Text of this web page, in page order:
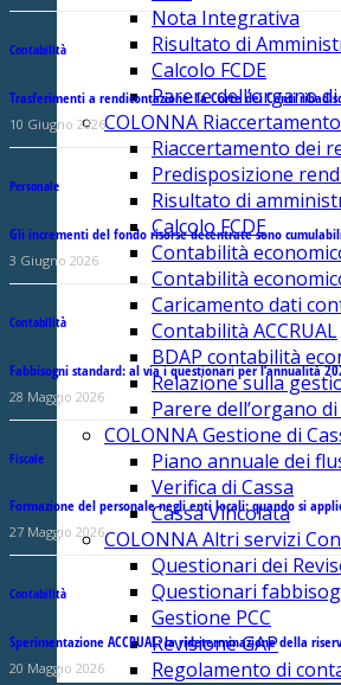
Nota Integrativa
Risultato di
Calcolo FCDE
Parere dell’organo
COLONNA
Riaccertamento dei
Predisposizione
Risultato di
Calcolo FCDE
Contabilità
Contabilità
Caricamento dati
Contabilità ACCRUAL
BDAP contabilità
Relazione sulla
Parere dell’organo
COLONNA Gestione di
Piano annuale dei
Verifica di Cassa
Cassa Vincolata
COLONNA Altri servizi
Questionari dei
Questionari
Gestione PCC
Revisione GAP
Regolamento di
Contabilità
Trasferimenti a rendicontazione: la Corte dei Conti
10 Giugno 2026
Personale
Gli incrementi del fondo risorse decentrate sono
3 Giugno 2026
Contabilità
Fabbisogni standard: al via i questionari per l’annualità
28 Maggio 2026
Fiscale
Formazione del personale negli enti locali: quando si
27 Maggio 2026
Contabilità
Sperimentazione ACCRUAL: la rideterminazione della
20 Maggio 2026